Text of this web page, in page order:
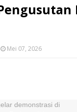
Mei 07, 2026